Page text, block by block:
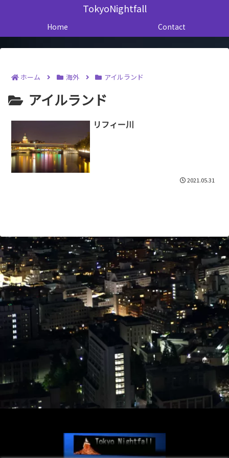
TokyoNightfall
Home Contact
ホーム 海外 アイルランド
アイルランド
リフィー川
2021.05.31